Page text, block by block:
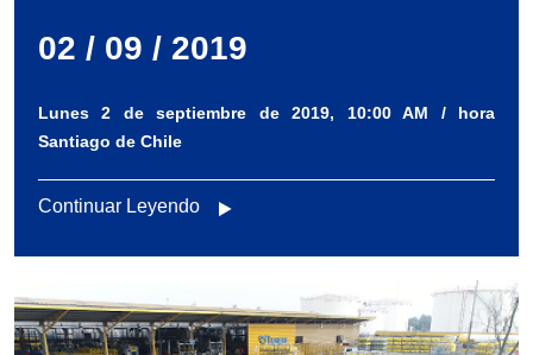
02 / 09 / 2019
Lunes 2 de septiembre de 2019, 10:00 AM / hora
Santiago de Chile
Continuar Leyendo